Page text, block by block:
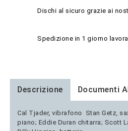
Dischi al sicuro grazie ai
Spedizione in 1 giorno
Descrizione Documenti
Cal Tjader, vibrafono Stan Getz,
piano; Eddie Duran chitarra; Scott